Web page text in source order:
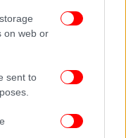
on web or
sent to